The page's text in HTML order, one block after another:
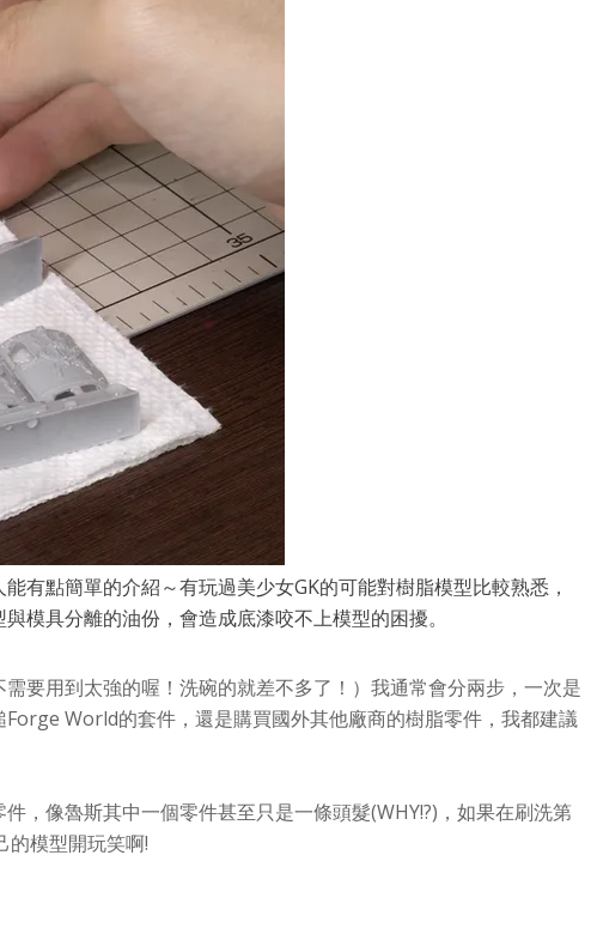
有點簡單的介紹～有玩過美少女GK的可能對樹脂模型比較熟悉，
模具分離的油份，會造成底漆咬不上模型的困擾。
要用到太強的喔！洗碗的就差不多了！）我通常會分兩步，一次是
World的套件，還是購買國外其他廠商的樹脂零件，我都建議
，像魯斯其中一個零件甚至只是一條頭髮(WHY!?)，如果在刷洗第
的模型開玩笑啊!